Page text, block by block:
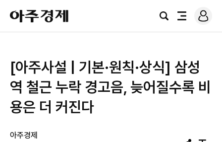
아
주
경
검
전
로
그
[아주사설 | 기본·원칙·상식] 삼성
역 철근 누락 경고음, 늦어질수록 비
용은 더 커진다
아주경제